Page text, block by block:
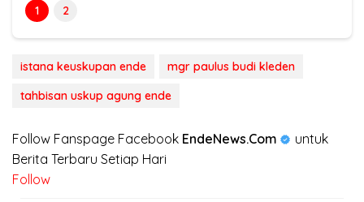
1
2
istana keuskupan ende
mgr paulus budi kleden
tahbisan uskup agung ende
Follow Fanspage Facebook EndeNews.Com
untuk
Berita Terbaru Setiap Hari
Follow